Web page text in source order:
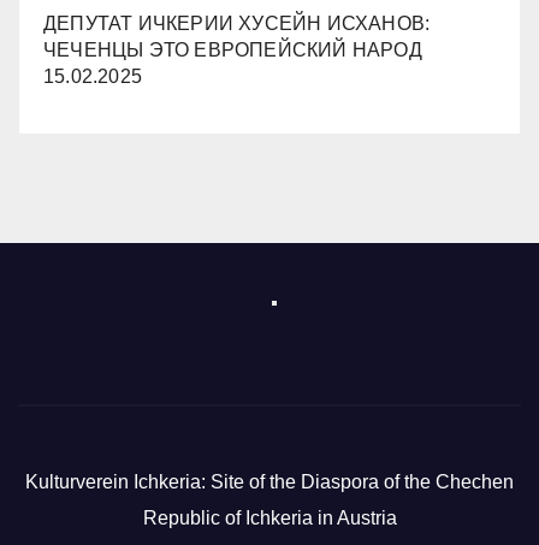
ДЕПУТАТ ИЧКЕРИИ ХУСЕЙН ИСХАНОВ:
ЧЕЧЕНЦЫ ЭТО ЕВРОПЕЙСКИЙ НАРОД
15.02.2025
Kulturverein Ichkeria: Site of the Diaspora of the Chechen
Republic of Ichkeria in Austria